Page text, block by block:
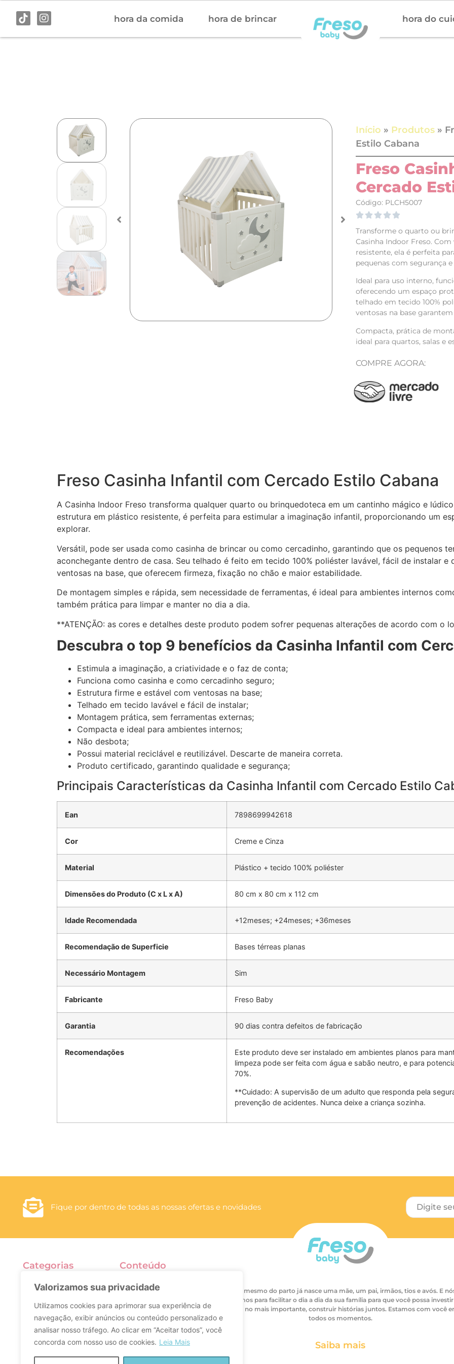
Valorizamos sua privacidade
Utilizamos cookies para aprimorar sua experiência de
navegação, exibir anúncios ou conteúdo personalizado e
analisar nosso tráfego. Ao clicar em “Aceitar todos”, você
concorda com nosso uso de cookies. Leia Mais
hora da comida hora de brincar hora do
Início » Produtos »
Estilo Cabana
Freso
Cercado
Código: PLCH5007
    
Transforme o quarto ou
Casinha Indoor Freso.
resistente, ela é perfeita
pequenas com segurança
Ideal para uso interno,
oferecendo um espaço
telhado em tecido 100%
ventosas na base
Compacta, prática de
ideal para quartos, salas e
COMPRE AGORA:
Freso Casinha Infantil com Cercado Estilo Cabana
A Casinha Indoor Freso transforma qualquer quarto ou brinquedoteca em um cantinho mágico e
estrutura em plástico resistente, é perfeita para estimular a imaginação infantil, proporcionando um
explorar.
Versátil, pode ser usada como casinha de brincar ou como cercadinho, garantindo que os pequenos
aconchegante dentro de casa. Seu telhado é feito em tecido 100% poliéster lavável, fácil de instalar e
ventosas na base, que oferecem firmeza, fixação no chão e maior estabilidade.
De montagem simples e rápida, sem necessidade de ferramentas, é ideal para ambientes internos
também prática para limpar e manter no dia a dia.
**ATENÇÃO: as cores e detalhes deste produto podem sofrer pequenas alterações de acordo com o
Descubra o top 9 benefícios da Casinha Infantil com
Estimula a imaginação, a criatividade e o faz de conta;
Funciona como casinha e como cercadinho seguro;
Estrutura firme e estável com ventosas na base;
Telhado em tecido lavável e fácil de instalar;
Montagem prática, sem ferramentas externas;
Compacta e ideal para ambientes internos;
Não desbota;
Possui material reciclável e reutilizável. Descarte de maneira correta.
Produto certificado, garantindo qualidade e segurança;
Principais Características da Casinha Infantil com Cercado Estilo
Ean 7898699942618
Cor Creme e Cinza
Material ‎Plástico + tecido 100% poliéster
Dimensões do Produto (C x L x A) ‎80 cm x 80 cm x 112 cm
Idade Recomendada +12meses; +24meses; +36meses
Recomendação de Superficie Bases térreas planas
Necessário Montagem Sim
Fabricante Freso Baby
Garantia 90 dias contra defeitos de fabricação
Recomendações
Este produto deve ser instalado em ambientes planos para
limpeza pode ser feita com água e sabão neutro, e para
70%.
**Cuidado: A supervisão de um adulto que responda pela
prevenção de acidentes. Nunca deixe a criança sozinha.
Fique por dentro de todas as nossas ofertas e novidades
Categorias
Hora de Comer
Hora do Cuidado
Hora do Passeio
Conteúdo
Fale Conosco
Termos e Condições
Código de Defesa do
Consumidor
Trocas e Devoluções
Seja Revendedor
Antes mesmo do parto já nasce uma mãe, um pai, irmãos, tios e avós. E
nascemos para facilitar o dia a dia da sua família para que você possa
tempo no mais importante, construir histórias juntos. Estamos com você
todos os momentos.
Saiba mais